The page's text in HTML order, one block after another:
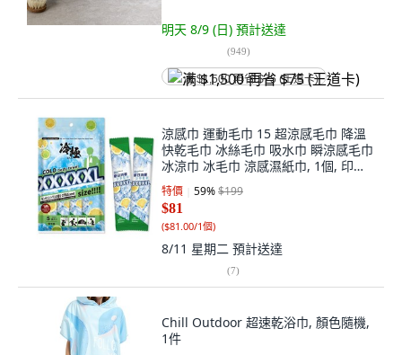
明天 8/9 (日) 預計送達
(949)
满 $1,500 再省 $75 (王道卡)
涼感巾 運動毛巾 15 超涼感毛巾 降溫
快乾毛巾 冰絲毛巾 吸水巾 瞬涼感毛巾
冰涼巾 冰毛巾 涼感濕紙巾, 1個, 印花
款
特價 59%$199
$81
($81.00/1個)
8/11 星期二 預計送達
(7)
Chill Outdoor 超速乾浴巾, 顏色隨機,
1件